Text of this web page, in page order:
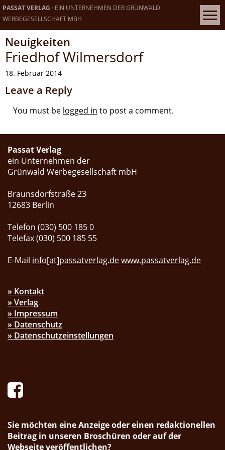
PASSAT VERLAG · EIN UNTERNEHMEN DER GRÜNWALD
WERBEGESELLSCHAFT MBH
Neuigkeiten
Friedhof Wilmersdorf
18. Februar 2014
Leave a Reply
You must be logged in to post a comment.
Passat Verlag
ein Unternehmen der
Grünwald Werbegesellschaft mbH
Braunsdorfstraße 23
12683 Berlin
Telefon (030) 500 185 0
Telefax (030) 500 185 55
E-Mail info[at]passatverlag.dewww.passatverlag.de
» Kontakt
» Verlag
» Impressum
» Datenschutz
» Datenschutzeinstellungen
Sie möchten eine Anzeige oder einen redaktionellen
Beitrag in unseren Broschüren oder auf der
Webseite veröffentlichen?